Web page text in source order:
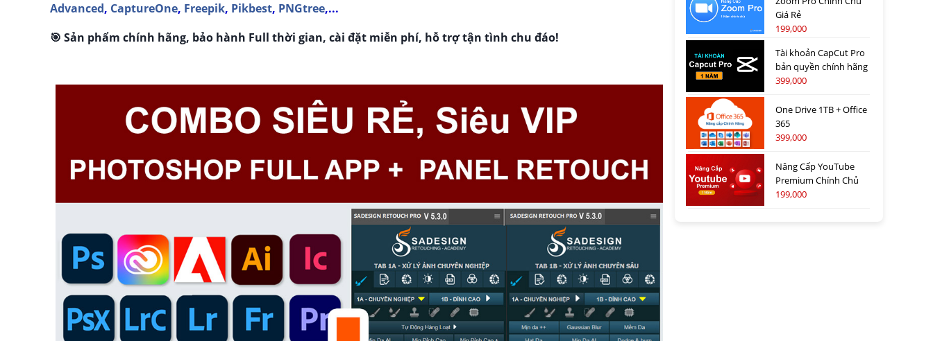
Advanced, CaptureOne, Freepik, Pikbest, PNGtree,...
🎯 Sản phẩm chính hãng, bảo hành Full thời gian, cài đặt miễn phí, hỗ trợ tận tình chu đáo!
Giá Rẻ
199,000
Tài khoản CapCut Pro
bản quyền chính hãng
399,000
One Drive 1TB + Office
365
399,000
Nâng Cấp YouTube
Premium Chính Chủ
199,000